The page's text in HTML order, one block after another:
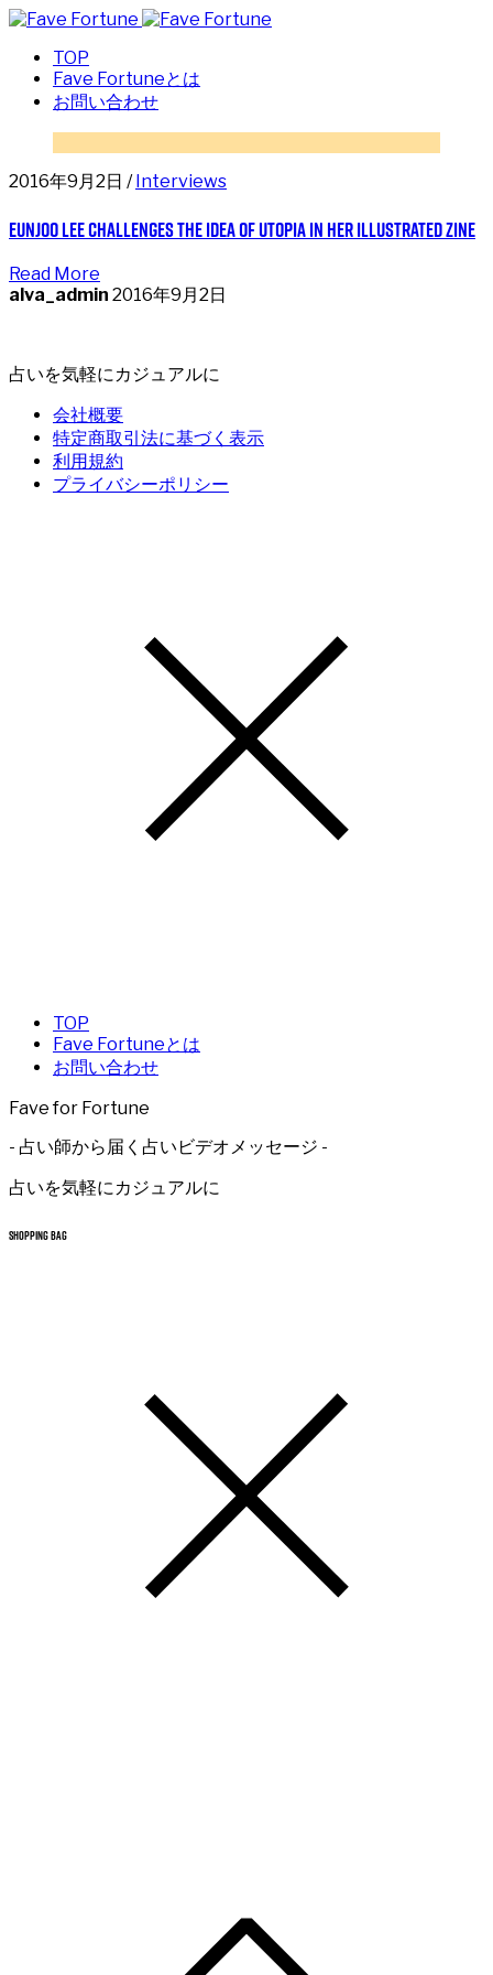
TOP
Fave Fortuneとは
お問い合わせ
2016年9月2日 /Interviews
Eunjoo Lee challenges the idea of utopia in her illustrated zine
Read More
alva_admin 2016年9月2日
占いを気軽にカジュアルに
会社概要
特定商取引法に基づく表示
利用規約
プライバシーポリシー
TOP
Fave Fortuneとは
お問い合わせ
Fave for Fortune
- 占い師から届く占いビデオメッセージ -
占いを気軽にカジュアルに
SHOPPING BAG